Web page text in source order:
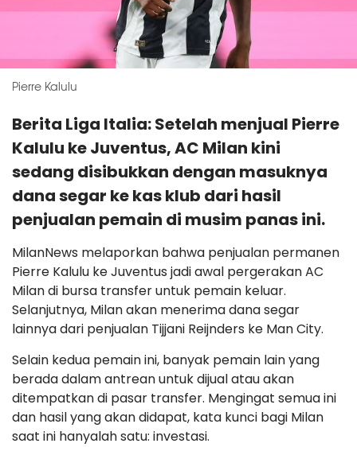
Pierre Kalulu
Berita Liga Italia: Setelah menjual Pierre
Kalulu ke Juventus, AC Milan kini
sedang disibukkan dengan masuknya
dana segar ke kas klub dari hasil
penjualan pemain di musim panas ini.
MilanNews melaporkan bahwa penjualan permanen
Pierre Kalulu ke Juventus jadi awal pergerakan AC
Milan di bursa transfer untuk pemain keluar.
Selanjutnya, Milan akan menerima dana segar
lainnya dari penjualan Tijjani Reijnders ke Man City.
Selain kedua pemain ini, banyak pemain lain yang
berada dalam antrean untuk dijual atau akan
ditempatkan di pasar transfer. Mengingat semua ini
dan hasil yang akan didapat, kata kunci bagi Milan
saat ini hanyalah satu: investasi.